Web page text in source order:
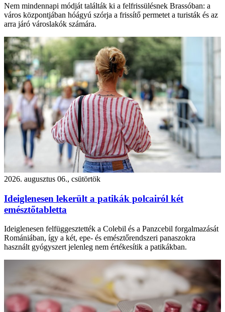
Nem mindennapi módját találták ki a felfrissülésnek Brassóban: a
város központjában hóágyú szórja a frissítő permetet a turisták és az
arra járó városlakók számára.
2026. augusztus 06., csütörtök
Ideiglenesen lekerült a patikák polcairól két
emésztőtabletta
Ideiglenesen felfüggesztették a Colebil és a Panzcebil forgalmazását
Romániában, így a két, epe- és emésztőrendszeri panaszokra
használt gyógyszert jelenleg nem értékesítik a patikákban.